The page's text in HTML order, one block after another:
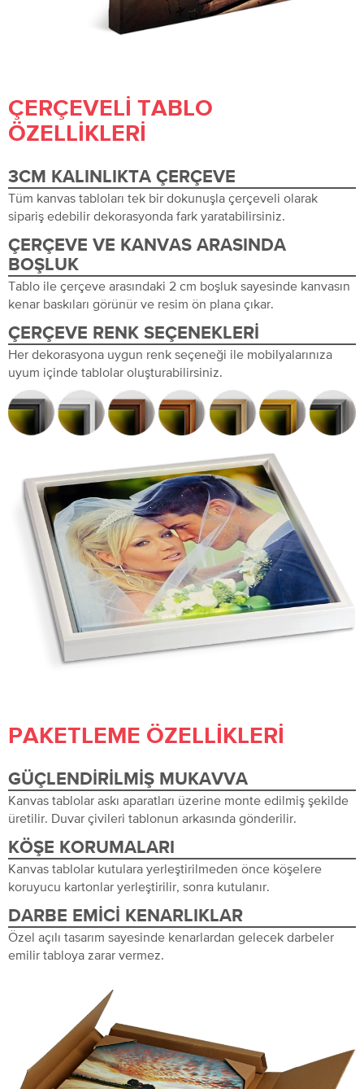
ÇERÇEVELI TABLO
ÖZELLIKLERI
3CM KALINLIKTA ÇERÇEVE
Tüm kanvas tabloları tek bir dokunuşla çerçeveli olarak
sipariş edebilir dekorasyonda fark yaratabilirsiniz.
ÇERÇEVE VE KANVAS ARASINDA
BOŞLUK
Tablo ile çerçeve arasındaki 2 cm boşluk sayesinde kanvasın
kenar baskıları görünür ve resim ön plana çıkar.
ÇERÇEVE RENK SEÇENEKLERI
Her dekorasyona uygun renk seçeneği ile mobilyalarınıza
uyum içinde tablolar oluşturabilirsiniz.
PAKETLEME ÖZELLIKLERI
GÜÇLENDIRILMIŞ MUKAVVA
Kanvas tablolar askı aparatları üzerine monte edilmiş şekilde
üretilir. Duvar çivileri tablonun arkasında gönderilir.
KÖŞE KORUMALARI
Kanvas tablolar kutulara yerleştirilmeden önce köşelere
koruyucu kartonlar yerleştirilir, sonra kutulanır.
DARBE EMICI KENARLIKLAR
Özel açılı tasarım sayesinde kenarlardan gelecek darbeler
emilir tabloya zarar vermez.